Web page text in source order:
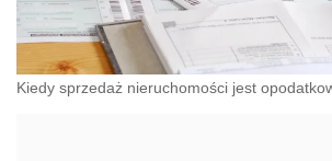
Kiedy sprzedaż nieruchomości jest